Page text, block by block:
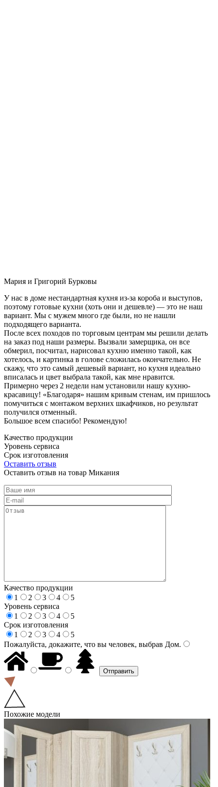
Мария и Григорий Бурковы
У нас в доме нестандартная кухня из-за короба и выступов,
поэтому готовые кухни (хоть они и дешевле) — это не наш
вариант. Мы с мужем много где были, но не нашли
подходящего варианта.
После всех походов по торговым центрам мы решили делать
на заказ под наши размеры. Вызвали замерщика, он все
обмерил, посчитал, нарисовал кухню именно такой, как
хотелось, и картинка в голове сложилась окончательно. Не
скажу, что это самый дешевый вариант, но кухня идеально
вписалась и цвет выбрала такой, как мне нравится.
Примерно через 2 недели нам установили нашу кухню-
красавицу! «Благодаря» нашим кривым стенам, им пришлось
помучиться с монтажом верхних шкафчиков, но результат
получился отменный.
Большое всем спасибо! Рекомендую!
Качество продукции
Уровень сервиса
Срок изготовления
Оставить отзыв
Оставить отзыв на товар Микания
Качество продукции
1
2 3 4
5
Уровень сервиса
1
2 3 4
5
Срок изготовления
1
2 3 4
5
Пожалуйста, докажите, что вы человек, выбрав Дом.
Похожие модели